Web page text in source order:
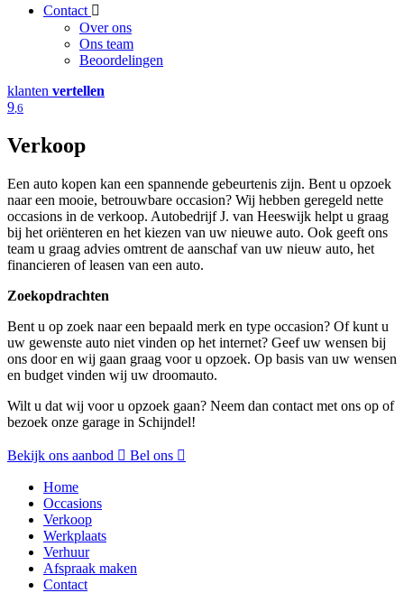
Contact
Over ons
Ons team
Beoordelingen
klanten vertellen
9,6
Verkoop
Een auto kopen kan een spannende gebeurtenis zijn. Bent u opzoek
naar een mooie, betrouwbare occasion? Wij hebben geregeld nette
occasions in de verkoop. Autobedrijf J. van Heeswijk helpt u graag
bij het oriënteren en het kiezen van uw nieuwe auto. Ook geeft ons
team u graag advies omtrent de aanschaf van uw nieuw auto, het
financieren of leasen van een auto.
Zoekopdrachten
Bent u op zoek naar een bepaald merk en type occasion? Of kunt u
uw gewenste auto niet vinden op het internet? Geef uw wensen bij
ons door en wij gaan graag voor u opzoek. Op basis van uw wensen
en budget vinden wij uw droomauto.
Wilt u dat wij voor u opzoek gaan? Neem dan contact met ons op of
bezoek onze garage in Schijndel!
Bekijk ons aanbod Bel ons
Home
Occasions
Verkoop
Werkplaats
Verhuur
Afspraak maken
Contact